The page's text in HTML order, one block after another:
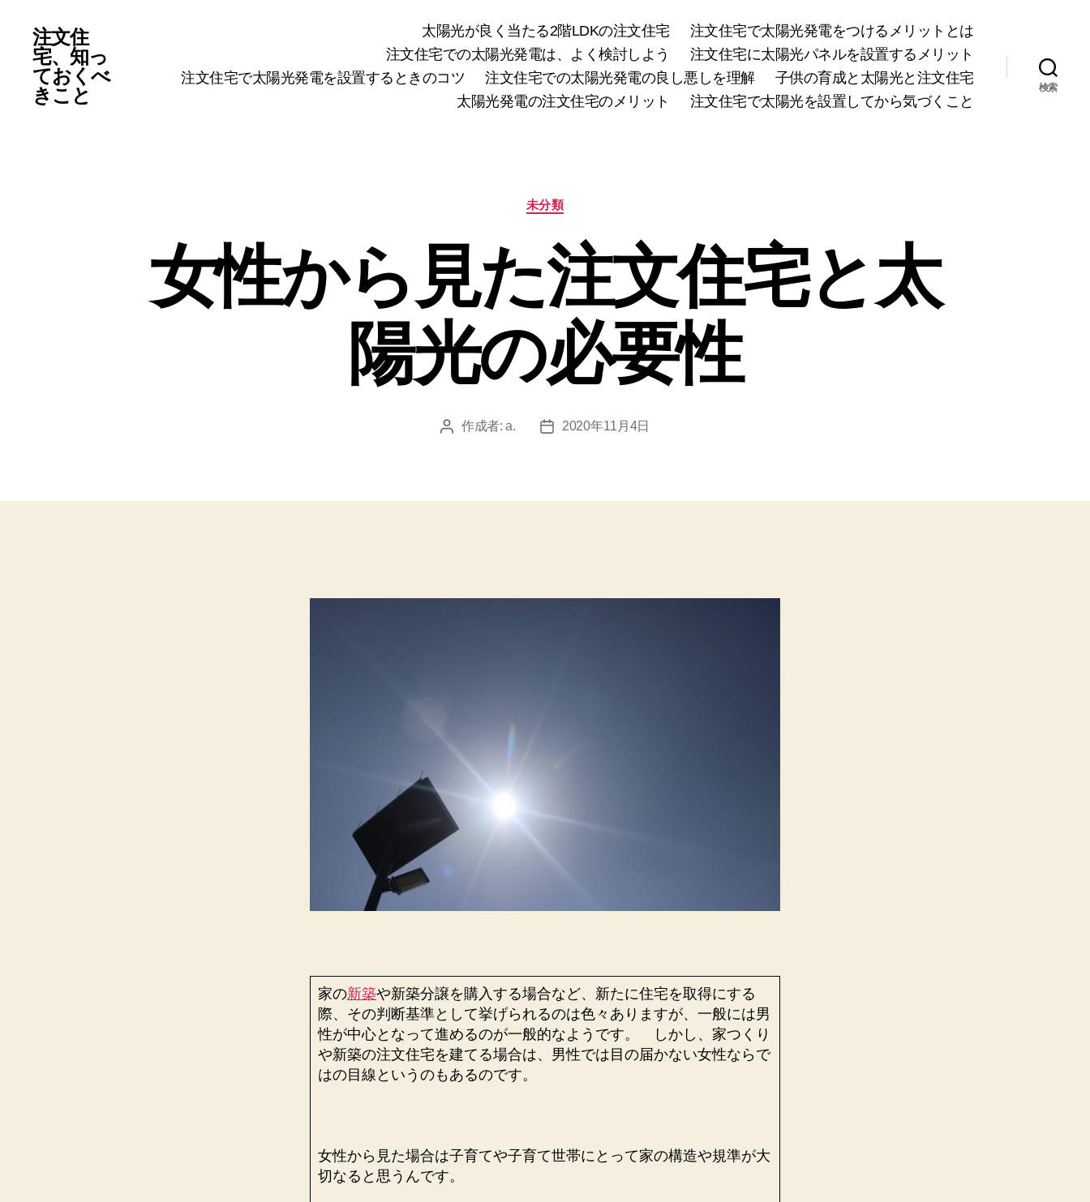
注文住
宅、知っ
ておくべ
きこと
太陽光が良く当たる2階LDKの注文住宅
注文住宅で太陽光発電をつけるメリットとは
注文住宅での太陽光発電は、よく検討しよう
注文住宅に太陽光パネルを設置するメリット
注文住宅で太陽光発電を設置するときのコツ
注文住宅での太陽光発電の良し悪しを理解
子供の育成と太陽光と注文住宅
太陽光発電の注文住宅のメリット
注文住宅で太陽光を設置してから気づくこと
検索
カ
テ
リ
ー
未分類
女性から見た注文住宅と太
陽光の必要性
投 作成者:a.
投
2020年11月4日
家の新築や新築分譲を購入する場合など、新たに住宅を取得にする
際、その判断基準として挙げられるのは色々ありますが、一般には男
性が中心となって進めるのが一般的なようです。 しかし、家つくり
や新築の注文住宅を建てる場合は、男性では目の届かない女性ならで
はの目線というのもあるのです。
女性から見た場合は子育てや子育て世帯にとって家の構造や規準が大
切なると思うんです。